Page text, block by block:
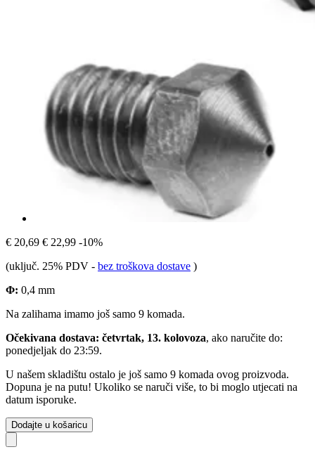
€ 20,69 € 22,99 -10%
(uključ. 25% PDV - bez troškova dostave )
Φ: 0,4 mm
Na zalihama imamo još samo 9 komada.
Očekivana dostava: četvrtak, 13. kolovoza, ako naručite do:
ponedjeljak do 23:59.
U našem skladištu ostalo je još samo 9 komada ovog proizvoda.
Dopuna je na putu! Ukoliko se naruči više, to bi moglo utjecati na
datum isporuke.
Dodajte u košaricu